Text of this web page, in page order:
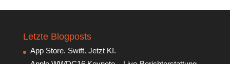
Letzte Blogposts
App Store. Swift. Jetzt KI.